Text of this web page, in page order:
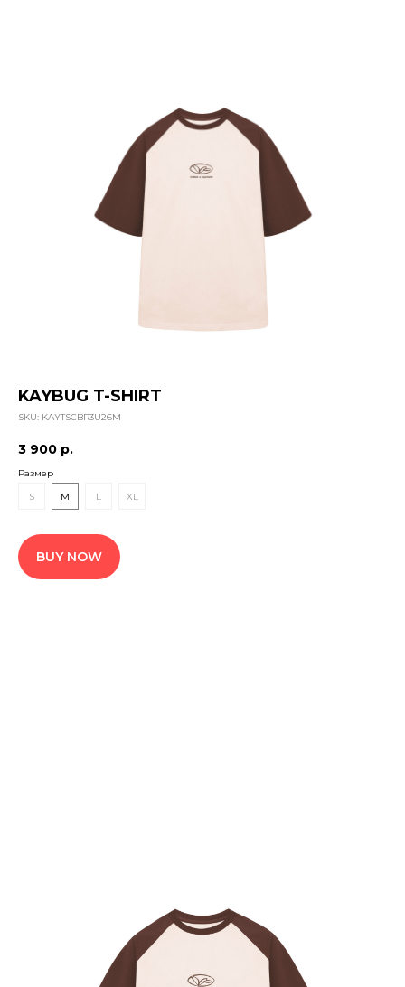
KAYBUG T-SHIRT
SKU: KAYTSCBR3U26M
3 900 р.
Размер
S
M L XL
BUY NOW